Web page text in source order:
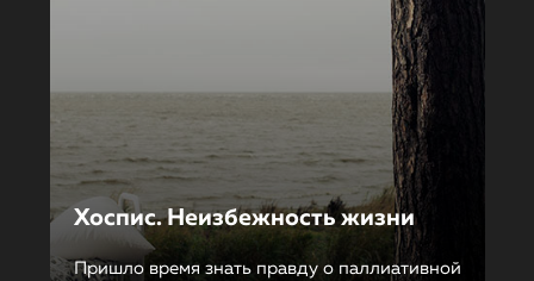
Хоспис. Неизбежность жизни
Пришло время знать правду о паллиативной